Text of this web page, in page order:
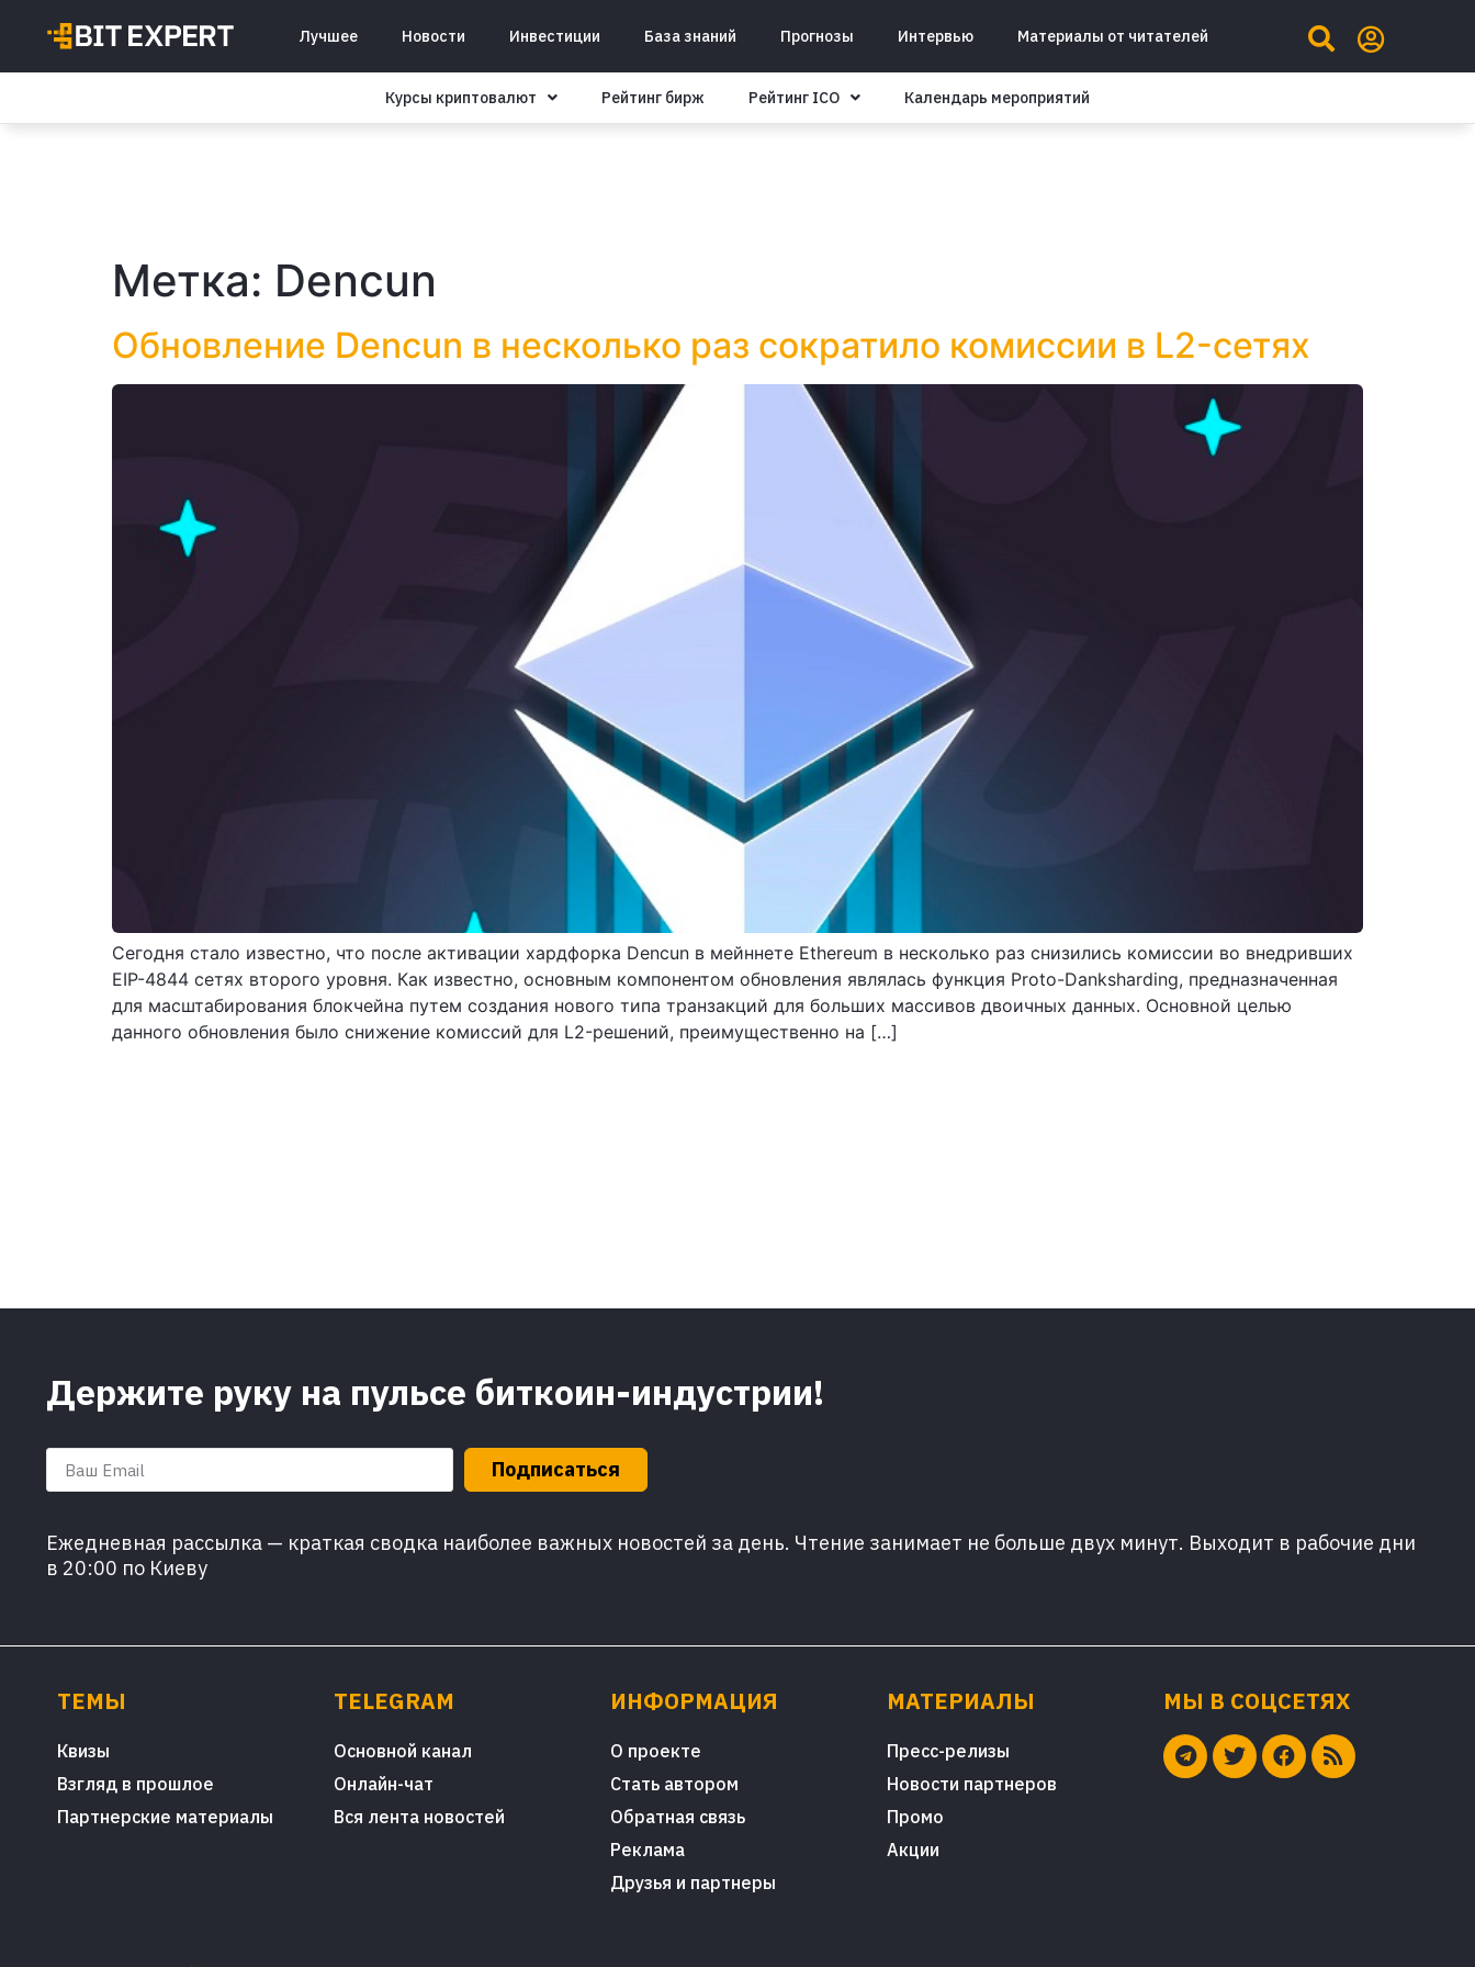
Лучшее Новости Инвестиции База знаний Прогнозы Интервью Материалы от читателей
Курсы криптовалют Рейтинг бирж Рейтинг ICO Календарь мероприятий
Метка: Dencun
Обновление Dencun в несколько раз сократило комиссии в L2-сетях
Сегодня стало известно, что после активации хардфорка Dencun в мейннете Ethereum в несколько раз снизились комиссии во внедривших
EIP-4844 сетях второго уровня. Как известно, основным компонентом обновления являлась функция Proto-Danksharding, предназначенная
для масштабирования блокчейна путем создания нового типа транзакций для больших массивов двоичных данных. Основной целью
данного обновления было снижение комиссий для L2-решений, преимущественно на […]
Держите руку на пульсе биткоин-индустрии!
Подписаться
Ежедневная рассылка — краткая сводка наиболее важных новостей за день. Чтение занимает не больше двух минут. Выходит в рабочие дни
в 20:00 по Киеву
ТЕМЫ
Квизы
Взгляд в прошлое
Партнерские материалы
TELEGRAM
Основной канал
Онлайн-чат
Вся лента новостей
ИНФОРМАЦИЯ
О проекте
Стать автором
Обратная связь
Реклама
Друзья и партнеры
МАТЕРИАЛЫ
Пресс-релизы
Новости партнеров
Промо
Акции
МЫ В СОЦСЕТЯХ